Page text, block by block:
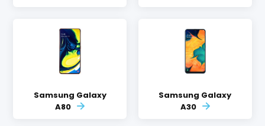
Samsung Galaxy
A80
Samsung Galaxy
A30